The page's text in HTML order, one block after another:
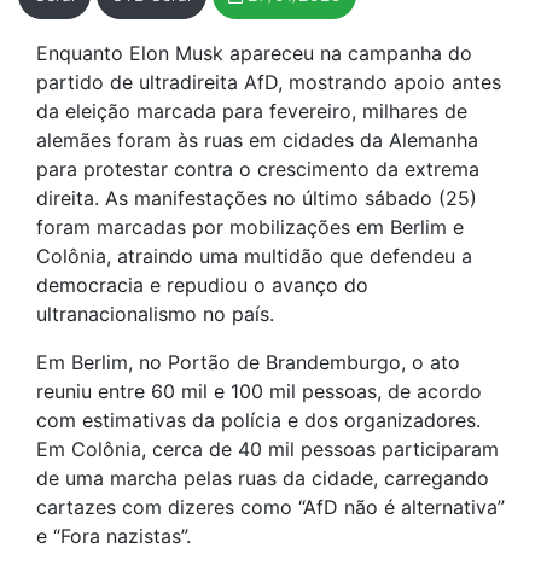
Enquanto Elon Musk apareceu na campanha do
partido de ultradireita AfD, mostrando apoio antes
da eleição marcada para fevereiro, milhares de
alemães foram às ruas em cidades da Alemanha
para protestar contra o crescimento da extrema
direita. As manifestações no último sábado (25)
foram marcadas por mobilizações em Berlim e
Colônia, atraindo uma multidão que defendeu a
democracia e repudiou o avanço do
ultranacionalismo no país.
Em Berlim, no Portão de Brandemburgo, o ato
reuniu entre 60 mil e 100 mil pessoas, de acordo
com estimativas da polícia e dos organizadores.
Em Colônia, cerca de 40 mil pessoas participaram
de uma marcha pelas ruas da cidade, carregando
cartazes com dizeres como “AfD não é alternativa”
e “Fora nazistas”.